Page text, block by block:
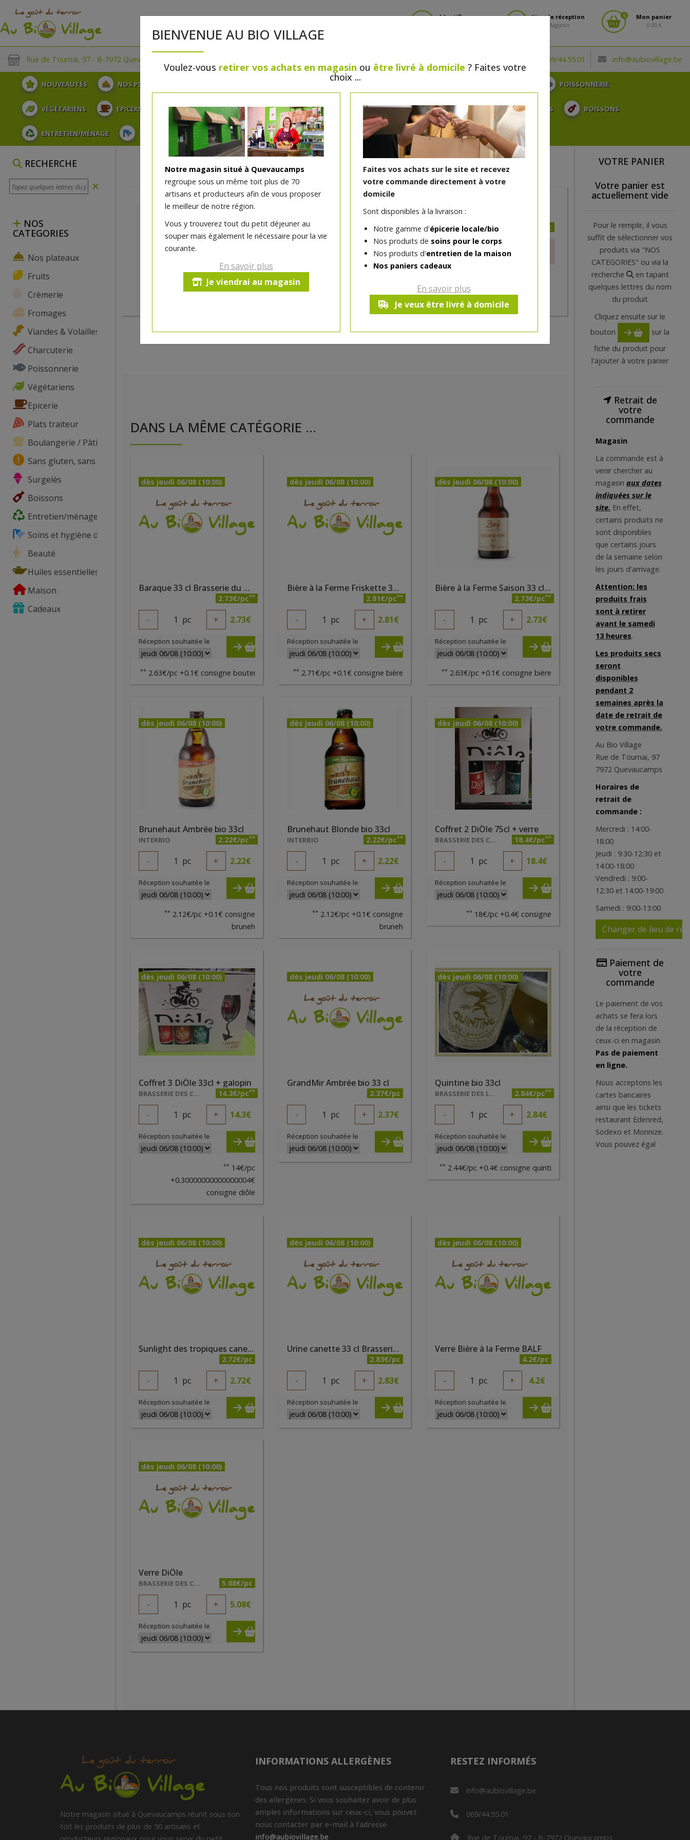
Identifiez-vous
Lieu de réception
Magasin
0
Mon panier
0.00 €
Rue de Tournai, 97 - B-7972 Quevaucamps (0032) 069/44.55.01 info@aubiovillage.be
NOUVEAUTÉS NOS PLATEAUX POISSONNERIE
VÉGÉTARIENS EPICERIE PLATS TRAITEUR BOULANGERIE / PÂTISSERIE SANS GLUTEN, SANS LACTOSE, ... SURGELÉS BOISSONS
ENTRETIEN/MÉNAGE SOINS ET HYGIÈNE DU CORPS BEAUTÉ HUILES ESSENTIELLES MAISON CADEAUX
RECHERCHE
NOS
CATEGORIES
Nos plateaux
Fruits
Crèmerie
Fromages
Viandes & Volailles
Charcuterie
Poissonnerie
Végétariens
Epicerie
Plats traiteur
Boulangerie / Pâtisserie
Sans gluten, sans lactose, ...
Surgelés
Boissons
Entretien/ménage
Soins et hygiène du corps
Beauté
Huiles essentielles
Maison
Cadeaux
BIENVENUE AU BIO VILLAGE
Voulez-vous retirer vos achats en magasin ou être livré à domicile ? Faites votre
choix ...
Notre magasin situé à Quevaucamps
regroupe sous un même toit plus de 70
artisans et producteurs afin de vous proposer
le meilleur de notre région.
Vous y trouverez tout du petit déjeuner au
souper mais également le nécessaire pour la vie
courante.
En savoir plus
Je viendrai au magasin
Faites vos achats sur le site et recevez
votre commande directement à votre
domicile
Sont disponibles à la livraison :
Notre gamme d'épicerie locale/bio
Nos produits de soins pour le corps
Nos produits d'entretien de la maison
Nos paniers cadeaux
En savoir plus
Je veux être livré à domicile
Hurl 33cl
2.32€/pc
Ce produit est indisponible pour le moment.
DANS LA MÊME CATÉGORIE ...
dès jeudi 06/08 (10:00)
Baraque 33 cl Brasserie du Borinage
2.73€/pc**
- 1 pc + 2.73€
Réception souhaitée le
** 2.63€/pc +0.1€ consigne boutei
dès jeudi 06/08 (10:00)
Bière à la Ferme Friskette 33 cl BALF
2.81€/pc**
- 1 pc + 2.81€
Réception souhaitée le
** 2.71€/pc +0.1€ consigne bière
dès jeudi 06/08 (10:00)
Bière à la Ferme Saison 33 cl BALF
2.73€/pc**
- 1 pc + 2.73€
Réception souhaitée le
** 2.63€/pc +0.1€ consigne bière
dès jeudi 06/08 (10:00)
Brunehaut Ambrée bio 33cl
INTERBIO 2.22€/pc**
- 1 pc + 2.22€
Réception souhaitée le
** 2.12€/pc +0.1€ consigne
bruneh
dès jeudi 06/08 (10:00)
Brunehaut Blonde bio 33cl
INTERBIO 2.22€/pc**
- 1 pc + 2.22€
Réception souhaitée le
** 2.12€/pc +0.1€ consigne
bruneh
dès jeudi 06/08 (10:00)
Coffret 2 DiÔle 75cl + verre
BRASSERIE DES CARRIÈRES 18.4€/pc**
- 1 pc + 18.4€
Réception souhaitée le
** 18€/pc +0.4€ consigne
dès jeudi 06/08 (10:00)
Coffret 3 DiÔle 33cl + galopin
BRASSERIE DES CARRIÈRES 14.3€/pc**
- 1 pc + 14.3€
Réception souhaitée le
** 14€/pc
+0.30000000000000004€
consigne diôle
dès jeudi 06/08 (10:00)
GrandMir Ambrée bio 33 cl
2.37€/pc
- 1 pc + 2.37€
Réception souhaitée le
dès jeudi 06/08 (10:00)
Quintine bio 33cl
BRASSERIE DES LÉGENDES 2.84€/pc**
- 1 pc + 2.84€
Réception souhaitée le
** 2.44€/pc +0.4€ consigne quinti
dès jeudi 06/08 (10:00)
Sunlight des tropiques canette 33 cl Brasserie du Borinage
2.72€/pc
- 1 pc + 2.72€
Réception souhaitée le
dès jeudi 06/08 (10:00)
Urine canette 33 cl Brasserie du Borinage
2.83€/pc
- 1 pc + 2.83€
Réception souhaitée le
dès jeudi 06/08 (10:00)
Verre Bière à la Ferme BALF
4.2€/pc
- 1 pc + 4.2€
Réception souhaitée le
dès jeudi 06/08 (10:00)
Verre DiÔle
BRASSERIE DES CARRIÈRES 5.08€/pc
- 1 pc + 5.08€
Réception souhaitée le
VOTRE PANIER
Votre panier est
actuellement vide
Pour le remplir, il vous
suffit de sélectionner vos
produits via "NOS
CATEGORIES" ou via la
recherche
en tapant
quelques lettres du nom
du produit
Cliquez ensuite sur le
bouton
sur la
fiche du produit pour
l'ajouter à votre panier
Retrait de
votre
commande
Magasin
La commande est à
venir chercher au
magasin aux dates
indiquées sur le
site. En effet,
certains produits ne
sont disponibles
que certains jours
de la semaine selon
les jours d'arrivage.
Attention: les
produits frais
sont à retirer
avant le samedi
13 heures.
Les produits secs
seront
disponibles
pendant 2
semaines après la
date de retrait de
votre commande.
Au Bio Village
Rue de Tournai, 97
7972 Quevaucamps
Horaires de
retrait de
commande :
Mercredi : 14:00-
18:00
Jeudi : 9:30-12:30 et
14:00-18:00
Vendredi : 9:00-
12:30 et 14:00-19:00
Samedi : 9:00-13:00
Changer de lieu de
Paiement de
votre
commande
Le paiement de vos
achats se fera lors
de la réception de
ceux-ci en magasin.
Pas de paiement
en ligne.
Nous acceptons les
cartes bancaires
ainsi que les tickets
restaurant Edenred,
Sodexo et Monnize.
Vous pouvez égal
Notre magasin situé à Quevaucamps réunit sous son
toit les produits de plus de 50 artisans et
INFORMATIONS ALLERGÈNES
Tous nos produits sont susceptibles de contenir
des allergènes. Si vous souhaitez avoir de plus
amples informations sur ceux-ci, vous pouvez
nous contacter par e-mail à l'adresse
info@aubiovillage.be
RESTEZ INFORMÉS
info@aubiovillage.be
069/44.55.01
Rue de Tournai, 97 - B-7972 Quevaucamps